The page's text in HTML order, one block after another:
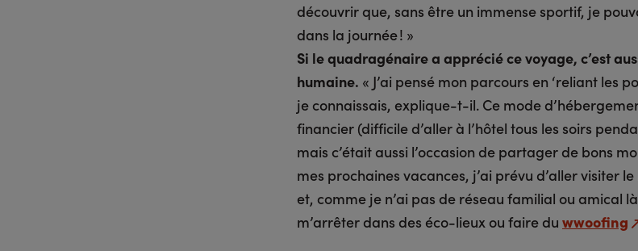
découvrir que, sans être un immense sportif, je
dans la journée ! »
Si le quadragénaire a apprécié ce voyage, c’est
humaine. « J’ai pensé mon parcours en ‘reliant les
je connaissais, explique-t-il. Ce mode
financier (difficile d’aller à l’hôtel tous les soirs
mais c’était aussi l’occasion de partager de bons
mes prochaines vacances, j’ai prévu d’aller visiter
et, comme je n’ai pas de réseau familial ou amical
m’arrêter dans des éco-lieux ou faire du wwoofing